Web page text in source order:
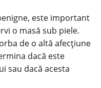
este important
o masă sub piele.
de o altă afecțiune
dacă este
sau dacă acesta